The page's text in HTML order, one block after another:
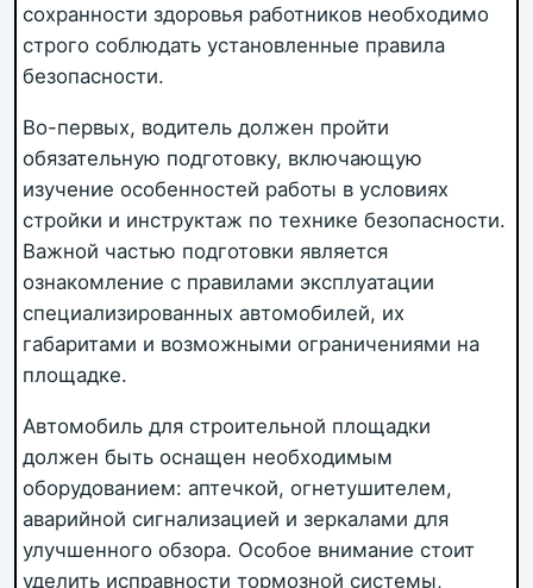
сохранности здоровья работников необходимо
строго соблюдать установленные правила
безопасности.
Во-первых, водитель должен пройти
обязательную подготовку, включающую
изучение особенностей работы в условиях
стройки и инструктаж по технике безопасности.
Важной частью подготовки является
ознакомление с правилами эксплуатации
специализированных автомобилей, их
габаритами и возможными ограничениями на
площадке.
Автомобиль для строительной площадки
должен быть оснащен необходимым
оборудованием: аптечкой, огнетушителем,
аварийной сигнализацией и зеркалами для
улучшенного обзора. Особое внимание стоит
уделить исправности тормозной системы,